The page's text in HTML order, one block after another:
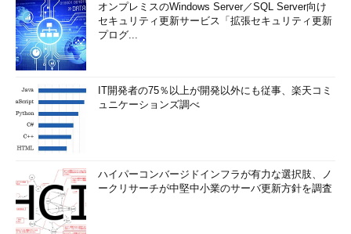
project(s).
[info] Successfully created Eclipse project files for
project(s):
NetBeansを使う場合は「netbeans」コマンドを使えば、Playア
プリを各IDEで開発可能になります。
【6】clean
ビルド時に作成されたソースやタスクキャッシュ、クラスファ
イルなどを削除します。
【7】reload
オンプレミスのWindows Server／SQL Server向け
セキュリティ更新サービス「拡張セキュリティ更新
プログ...
IT開発者の75％以上が開発以外にも従事、楽天コミ
ュニケーションズ調べ
ハイパーコンバージドインフラが有力な選択肢、ノ
ークリサーチが中堅中小業のサーバ更新方針を調査